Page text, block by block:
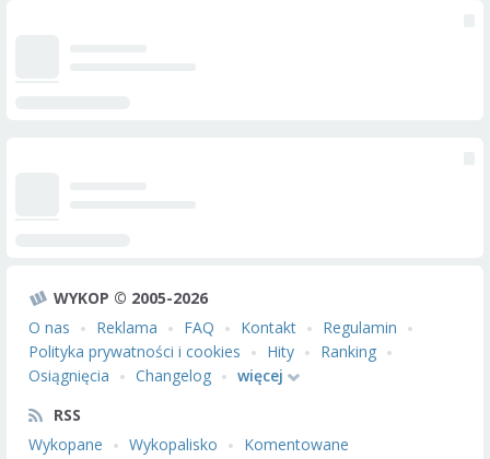
WYKOP © 2005-2026
O nas
Reklama FAQ Kontakt
Regulamin
Polityka prywatności i cookies
Hity
Ranking
Osiągnięcia
Changelog
więcej
RSS
Wykopane
Wykopalisko Komentowane